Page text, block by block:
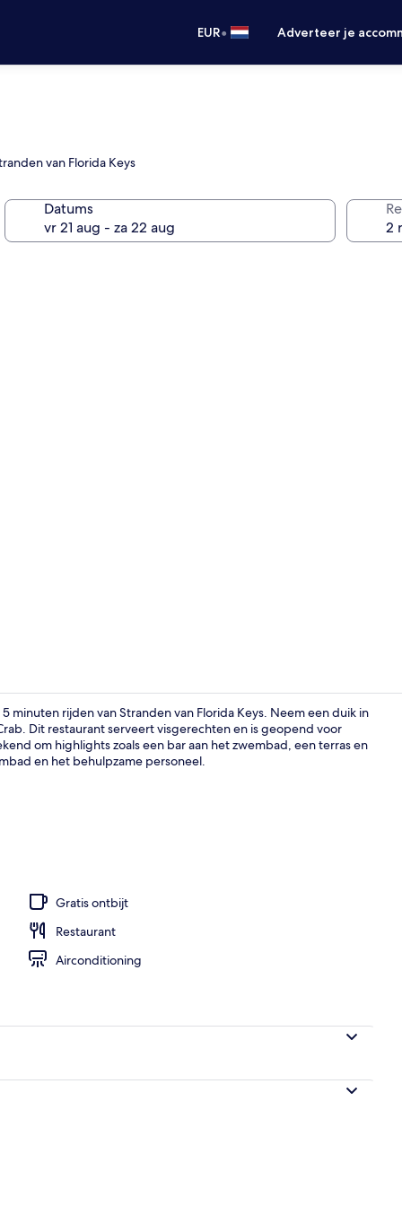
EUR• Adverteer je
van Florida Keys
Datums
minuten rijden van Stranden van Florida Keys. Neem een duik in
Dit restaurant serveert visgerechten en is geopend voor
om highlights zoals een bar aan het zwembad, een terras en
en het behulpzame personeel.
Gratis ontbijt
Restaurant
Airconditioning